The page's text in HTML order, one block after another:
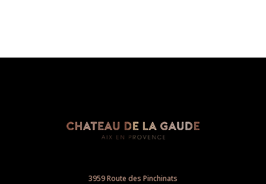
3959 Route des Pinchinats